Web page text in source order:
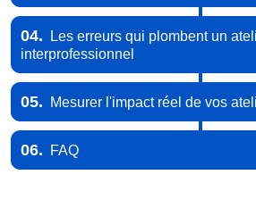
04.
Les erreurs qui plombent un
interprofessionnel
05. Mesurer l'impact réel de vos
06. FAQ